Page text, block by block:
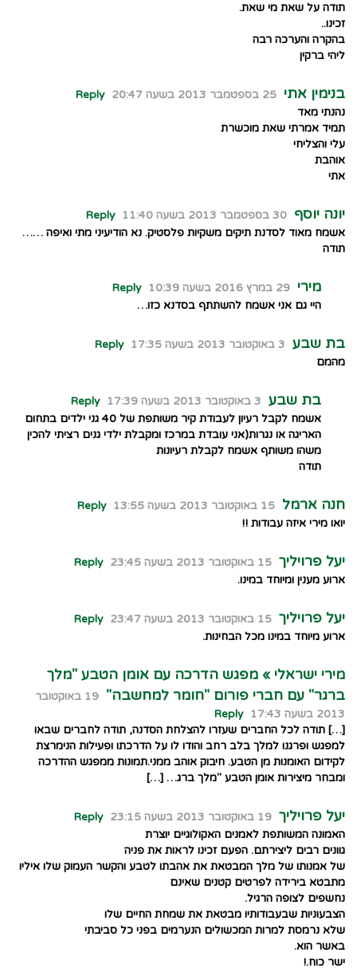
תודה על שאת מי שאת.
זכינו..
בהקרה והערכה רבה
ליהי ברקין
בנימין אתי 25 בספטמבר 2013 בשעה 20:47
Reply
נהנתי מאד
תמיד אמרתי שאת מוכשרת
עלי והצליחי
אוהבת
אתי
יונה יוסף 30 בספטמבר 2013 בשעה 11:40
Reply
אשמח מאוד לסדנת תיקים משקיות פלסטיק. נא הודיעיני מתי ואיפה ……
תודה
מירי 29 במרץ 2016 בשעה 10:39
Reply
היי גם אני אשמח להשתתף בסדנא כזו…
בת שבע 3 באוקטובר 2013 בשעה 17:35
Reply
מהמם
בת שבע 3 באוקטובר 2013 בשעה 17:39
Reply
אשמח לקבל רעיון לעבודת קיר משותפת של 40 גני ילדים בתחום
האריגה או נגרות(אני עובדת במרכז ומקבלת ילדי גנים רציתי להכין
משהו משותף אשמח לקבלת רעיונות
תודה
חנה ארמל 15 באוקטובר 2013 בשעה 13:55
Reply
יואו מירי איזה עבודות !!
יעל פרויליך 15 באוקטובר 2013 בשעה 23:45
Reply
ארוע מענין ומיוחד במינו.
יעל פרויליך 15 באוקטובר 2013 בשעה 23:47
Reply
ארוע מיוחד במינו מכל הבחינות.
מירי ישראלי » מפגש הדרכה עם אומן הטבע "מלך
ברגר" עם חברי פורום "חומר למחשבה"
19 באוקטובר
2013 בשעה 17:43
Reply
[…] תודה לכל החברים שעזרו להצלחת הסדנה, תודה לחברים שבאו
למפגש ופרגנו למלך בלב רחב והודו לו על הדרכתו ופעילות הנימרצת
לקידום האומנות מן הטבע. חיבוק אוהב ממני.תמונות ממפגש ההדרכה
ומבחר מיצירות אומן הטבע "מלך ברג… […]
יעל פרויליך 19 באוקטובר 2013 בשעה 23:15
Reply
האמונה המשותפת לאמנים האקולוגיים יוצרת
גוונים רבים ליצירתם. הפעם זכינו לראות את פניה
של אמנותו של מלך המבטאת את אהבתו לטבע והקשר העמוק שלו איליו
מתבטא בירידה לפרטים קטנים שאינם
נחשפים לצופה הרגיל.
הצבעוניות שבעבודותיו מבטאת את שמחת החיים שלו
שלא נרמסת למרות המכשולים הנערמים בפני כל סביבתי
באשר הוא.
ישר כוח.!